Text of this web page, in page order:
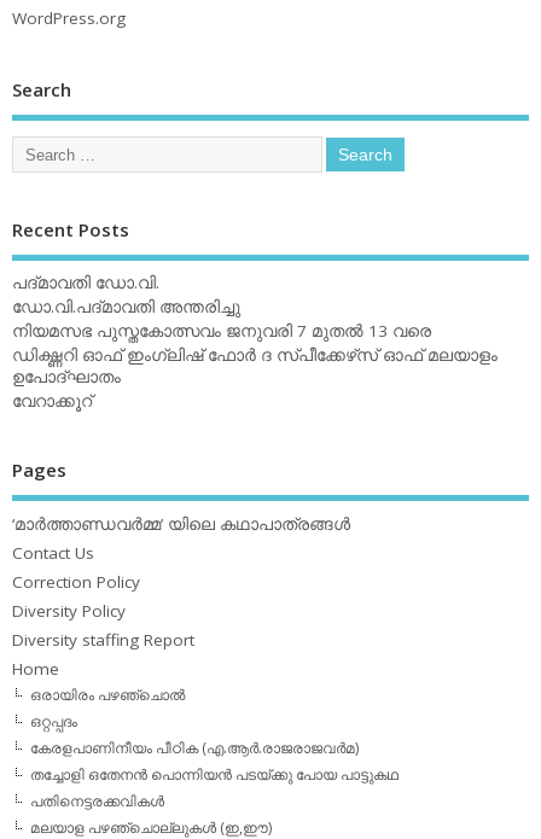
WordPress.org
Search
Recent Posts
പദ്മാവതി ഡോ.വി.
ഡോ.വി.പദ്മാവതി അന്തരിച്ചു
നിയമസഭ പുസ്തകോത്സവം ജനുവരി 7 മുതല്‍ 13 വരെ
ഡിക്ഷ്ണറി ഓഫ് ഇംഗ്ലിഷ് ഫോര്‍ ദ സ്പീക്കേഴ്‌സ് ഓഫ് മലയാളം
ഉപോദ്ഘാതം
വേറാക്കൂറ്
Pages
‘മാര്‍ത്താണ്ഡവര്‍മ്മ’ യിലെ കഥാപാത്രങ്ങള്‍
Contact Us
Correction Policy
Diversity Policy
Diversity staffing Report
Home
ഒരായിരം പഴഞ്ചൊല്‍
ഒറ്റപ്പദം
കേരളപാണിനീയം പീഠിക (എ.ആര്‍.രാജരാജവര്‍മ)
തച്ചോളി ഒതേനൻ പൊന്നിയൻ പടയ്‌ക്കു പോയ പാട്ടുകഥ
പതിനെട്ടരക്കവികള്‍
മലയാള പഴഞ്ചൊല്ലുകള്‍ (ഇ,ഈ)